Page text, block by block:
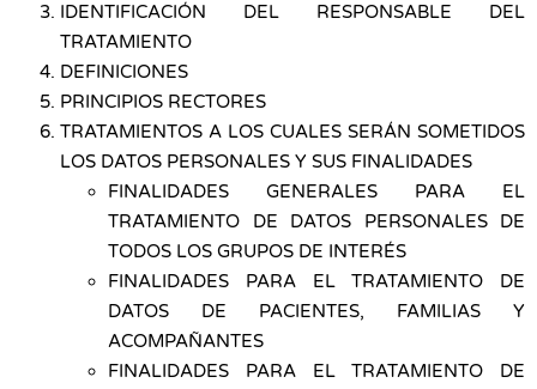
IDENTIFICACIÓN DEL RESPONSABLE DEL
TRATAMIENTO
DEFINICIONES
PRINCIPIOS RECTORES
TRATAMIENTOS A LOS CUALES SERÁN SOMETIDOS
LOS DATOS PERSONALES Y SUS FINALIDADES
FINALIDADES GENERALES PARA EL
TRATAMIENTO DE DATOS PERSONALES DE
TODOS LOS GRUPOS DE INTERÉS
FINALIDADES PARA EL TRATAMIENTO DE
DATOS DE PACIENTES, FAMILIAS Y
ACOMPAÑANTES
FINALIDADES PARA EL TRATAMIENTO DE